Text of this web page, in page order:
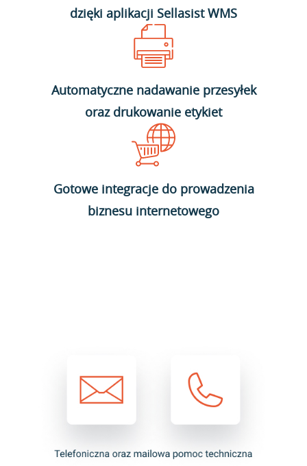
dzięki aplikacji Sellasist WMS
Automatyczne nadawanie przesyłek
oraz drukowanie etykiet
Gotowe integracje do prowadzenia
biznesu internetowego